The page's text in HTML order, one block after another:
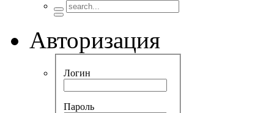
Авторизация
Логин
Пароль